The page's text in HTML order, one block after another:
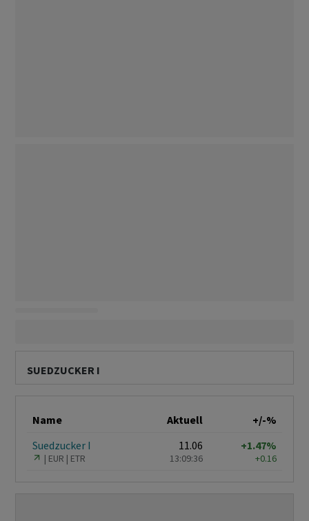
SUEDZUCKER I
Name Aktuell
+/-%
Suedzucker I
EUR ETR
11.06
13:09:36
+1.47%
+0.16